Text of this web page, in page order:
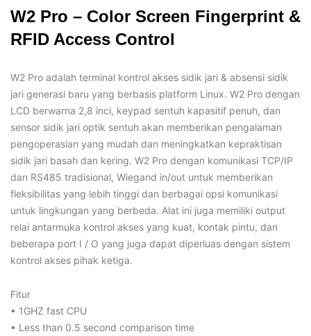
W2 Pro – Color Screen Fingerprint &
RFID Access Control
W2 Pro adalah terminal kontrol akses sidik jari & absensi sidik
jari generasi baru yang berbasis platform Linux. W2 Pro dengan
LCD berwarna 2,8 inci, keypad sentuh kapasitif penuh, dan
sensor sidik jari optik sentuh akan memberikan pengalaman
pengoperasian yang mudah dan meningkatkan kepraktisan
sidik jari basah dan kering. W2 Pro dengan komunikasi TCP/IP
dan RS485 tradisional, Wiegand in/out untuk memberikan
fleksibilitas yang lebih tinggi dan berbagai opsi komunikasi
untuk lingkungan yang berbeda. Alat ini juga memiliki output
relai antarmuka kontrol akses yang kuat, kontak pintu, dan
beberapa port I / O yang juga dapat diperluas dengan sistem
kontrol akses pihak ketiga.
Fitur
• 1GHZ fast CPU
• Less than 0.5 second comparison time